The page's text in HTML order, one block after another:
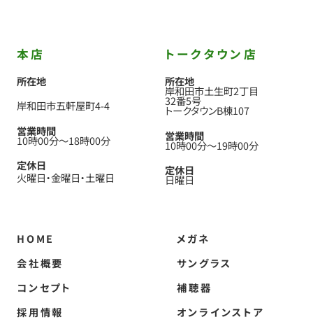
本店
所在地
岸和田市五軒屋町4-4
営業時間
10時00分〜18時00分
定休日
火曜日 金曜日 土曜日
トークタウン店
所在地
岸和田市土生町2丁目
32番5号
トークタウンB棟107
営業時間
10時00分〜19時00分
定休日
日曜日
HOME
会社概要
コンセプト
採用情報
メガネ
サングラス
補聴器
オンラインストア